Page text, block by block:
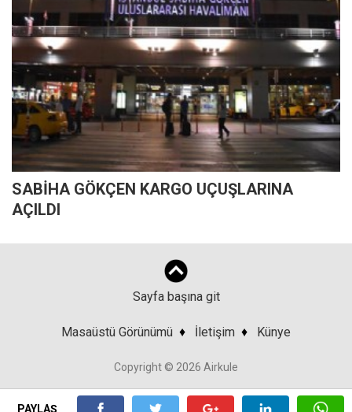
PAYLAŞ
SABİHA GÖKÇEN KARGO UÇUŞLARINA
AÇILDI
Sayfa başına git
Masaüstü Görünümü ♦ İletişim ♦ Künye
Copyright © 2026 Airkule